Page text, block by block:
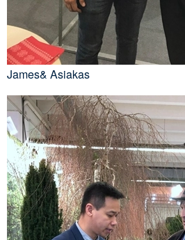
James& Asiakas